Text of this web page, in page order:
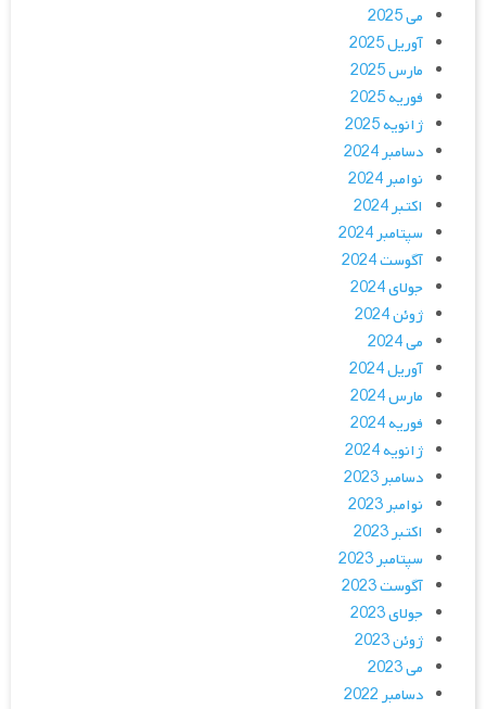
می 2025
آوریل 2025
مارس 2025
فوریه 2025
ژانویه 2025
دسامبر 2024
نوامبر 2024
اکتبر 2024
سپتامبر 2024
آگوست 2024
جولای 2024
ژوئن 2024
می 2024
آوریل 2024
مارس 2024
فوریه 2024
ژانویه 2024
دسامبر 2023
نوامبر 2023
اکتبر 2023
سپتامبر 2023
آگوست 2023
جولای 2023
ژوئن 2023
می 2023
دسامبر 2022